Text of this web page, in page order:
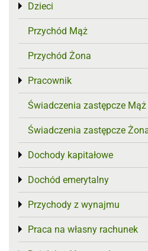
Dzieci
Toggle menu
Przychód Mąż
Przychód Żona
Pracownik
Toggle menu
Świadczenia zastępcze Mąż
Świadczenia zastępcze
Dochody kapitałowe
Toggle menu
Dochód emerytalny
Toggle menu
Przychody z wynajmu
Toggle menu
Praca na własny rachunek
Toggle menu